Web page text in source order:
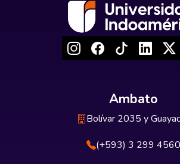
Ambato
Bolívar 2035 y
(+593) 3 299 4560